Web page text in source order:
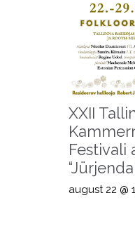
XXII
Festivali
august 22 @